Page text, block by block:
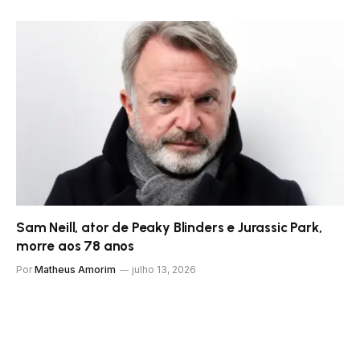
Sam Neill, ator de Peaky Blinders e Jurassic Park,
morre aos 78 anos
Por Matheus Amorim julho 13, 2026